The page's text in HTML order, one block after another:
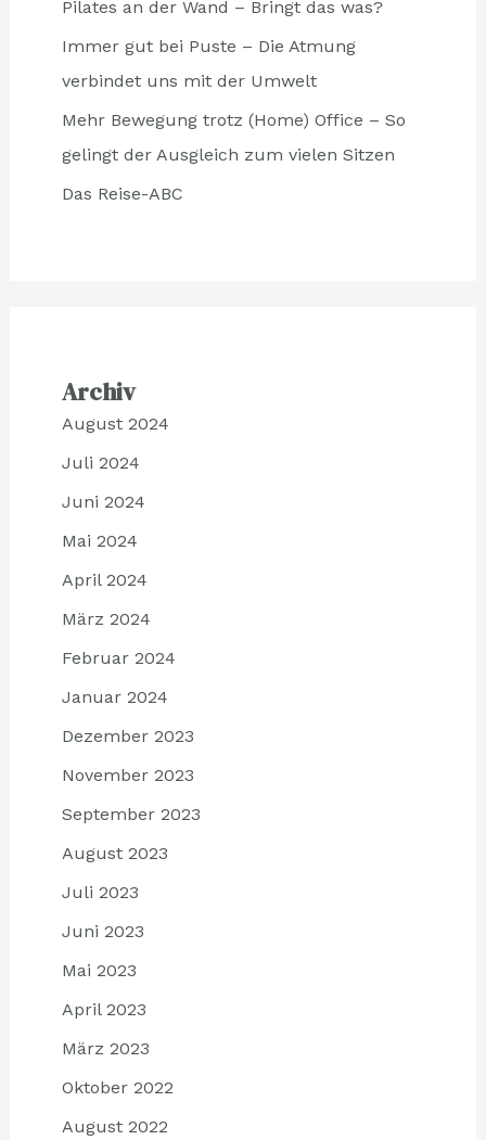
Pilates an der Wand – Bringt das was?
Immer gut bei Puste – Die Atmung
verbindet uns mit der Umwelt
Mehr Bewegung trotz (Home) Office – So
gelingt der Ausgleich zum vielen Sitzen
Das Reise-ABC
Archiv
August 2024
Juli 2024
Juni 2024
Mai 2024
April 2024
März 2024
Februar 2024
Januar 2024
Dezember 2023
November 2023
September 2023
August 2023
Juli 2023
Juni 2023
Mai 2023
April 2023
März 2023
Oktober 2022
August 2022